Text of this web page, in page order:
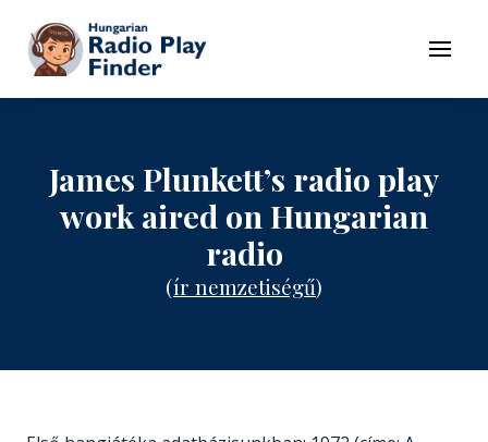
To contents
Menu
James Plunkett’s radio play
work aired on Hungarian
radio
(ír nemzetiségű)